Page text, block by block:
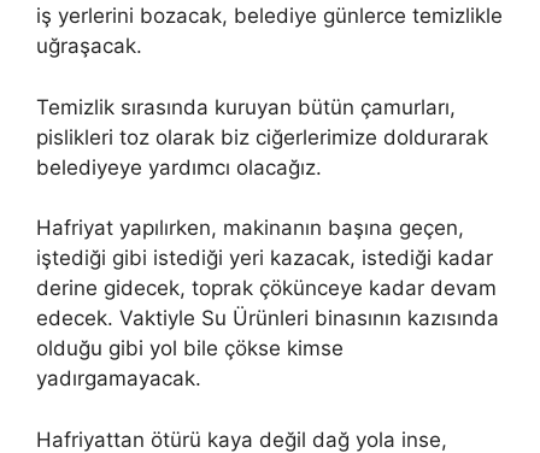
iş yerlerini bozacak, belediye günlerce temizlikle
uğraşacak.
Temizlik sırasında kuruyan bütün çamurları,
pislikleri toz olarak biz ciğerlerimize doldurarak
belediyeye yardımcı olacağız.
Hafriyat yapılırken, makinanın başına geçen,
iştediği gibi istediği yeri kazacak, istediği kadar
derine gidecek, toprak çökünceye kadar devam
edecek. Vaktiyle Su Ürünleri binasının kazısında
olduğu gibi yol bile çökse kimse
yadırgamayacak.
Hafriyattan ötürü kaya değil dağ yola inse,